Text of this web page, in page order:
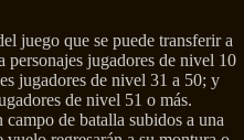
juego que se puede transferir a
personajes jugadores de nivel 10
jugadores de nivel 31 a 50; y
de nivel 51 o más.
de batalla subidos a una